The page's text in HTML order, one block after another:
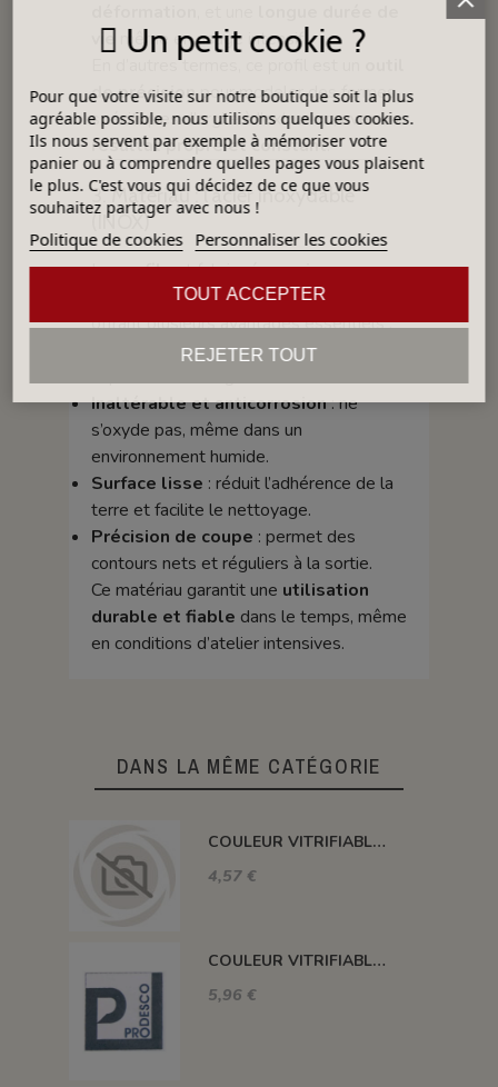
même en usage intensif.
En d’autres termes, ce profil est un
de précisionpour modeler des formes
spécifiques d’argile à l’extrusion, avec un
résultat propre et constant.
3. Matériau : l’acier inoxydable
(INOX)
Leprofilest fabriqué enacier
inoxydable de qualité industrielle
offrant plusieurs avantages essentiels :
Grande solidité mécanique
Inaltérable et anticorrosion: ne
s’oxyde pas, même dans un
environnement humide.
Surface lisse : réduit l’adhérence de la
terre et facilite le nettoyage.
Précision de coupe : permet des
contours nets et réguliers à la sortie.
Ce matériau garantit une utilisation
durable et fiable dans le temps, même
en conditions d’atelier intensives.
DANS LA MÊME CATÉGORIE
COULEUR VITRIFIABLE DÉCOR SANS PLOMB JAUNE VA105
4,57 €
COULEUR VITRIFIABLE DÉCOR SANS PLOMB GRIS VA116
5,96 €
Un petit cookie ?
Pour que votre visite sur notre boutique soit la plus
agréable possible, nous utilisons quelques cookies.
Ils nous servent par exemple à mémoriser votre
panier ou à comprendre quelles pages vous plaisent
le plus. C'est vous qui décidez de ce que vous
souhaitez partager avec nous !
Politique de cookies Personnaliser les cookies
REJETER TOUT
TOUT ACCEPTER